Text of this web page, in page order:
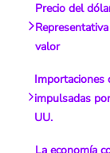
Precio del
valor
Importaciones
impulsadas
UU.